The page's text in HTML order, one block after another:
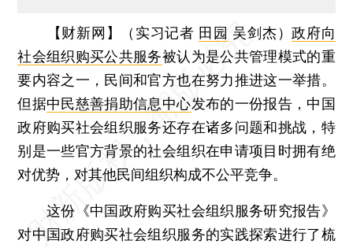
【财新网】（实习记者 田园 吴剑杰）政府向
社会组织购买公共服务被认为是公共管理模式的重
要内容之一，民间和官方也在努力推进这一举措。
但据中民慈善捐助信息中心发布的一份报告，中国
政府购买社会组织服务还存在诸多问题和挑战，特
别是一些官方背景的社会组织在申请项目时拥有绝
对优势，对其他民间组织构成不公平竞争。
这份《中国政府购买社会组织服务研究报告》
对中国政府购买社会组织服务的实践探索进行了梳